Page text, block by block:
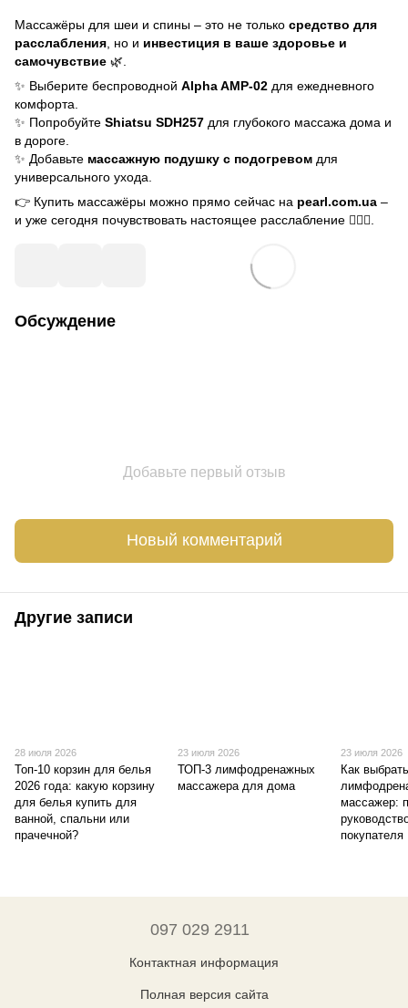
Массажёры для шеи и спины – это не только средство для
расслабления , но и инвестиция в ваше здоровье и
самочувствие 🌿.
✨ Выберите беспроводной Alpha AMP-02 для ежедневного
комфорта.
✨ Попробуйте Shiatsu SDH257 для глубокого массажа дома и
в дороге.
✨ Добавьте массажную подушку с подогревом для
универсального ухода.
👉 Купить массажёры можно прямо сейчас на pearl.com.ua –
и уже сегодня почувствовать настоящее расслабление 💆‍♂️✨.
Обсуждение
Добавьте первый отзыв
Новый комментарий
Другие записи
28 июля 2026
Топ-10 корзин для белья
2026 года: какую корзину
для белья купить для
ванной, спальни или
прачечной?
23 июля 2026
ТОП-3 лимфодренажных
массажера для дома
23 июля 2026
Как
массажер:
покупателя
097 029 2911
Контактная информация
Полная версия сайта